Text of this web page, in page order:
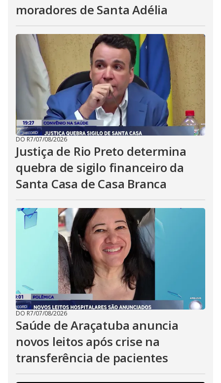
moradores de Santa Adélia
DO R7/07/08/2026
Justiça de Rio Preto determina
quebra de sigilo financeiro da
Santa Casa de Casa Branca
DO R7/07/08/2026
Saúde de Araçatuba anuncia
novos leitos após crise na
transferência de pacientes